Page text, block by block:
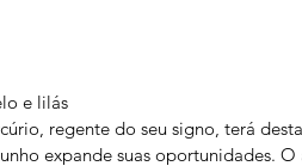
e lilás
regente do seu signo, terá
expande suas oportunidades.